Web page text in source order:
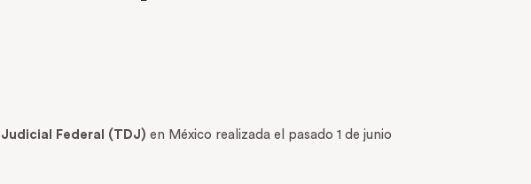
Federal (TDJ) en México realizada el pasado 1 de junio